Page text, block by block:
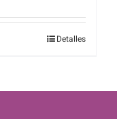
Detalles